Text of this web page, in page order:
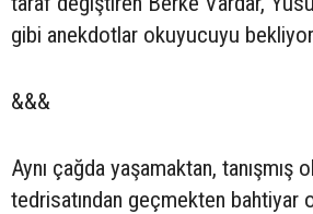
gibi anekdotlar okuyucuyu
&&&
Aynı çağda yaşamaktan, tanışmış
tedrisatından geçmekten bahtiyar